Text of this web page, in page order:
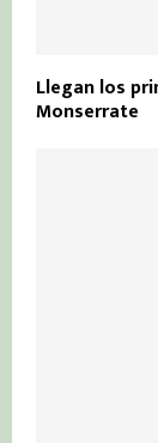
Llegan los
Monserrate